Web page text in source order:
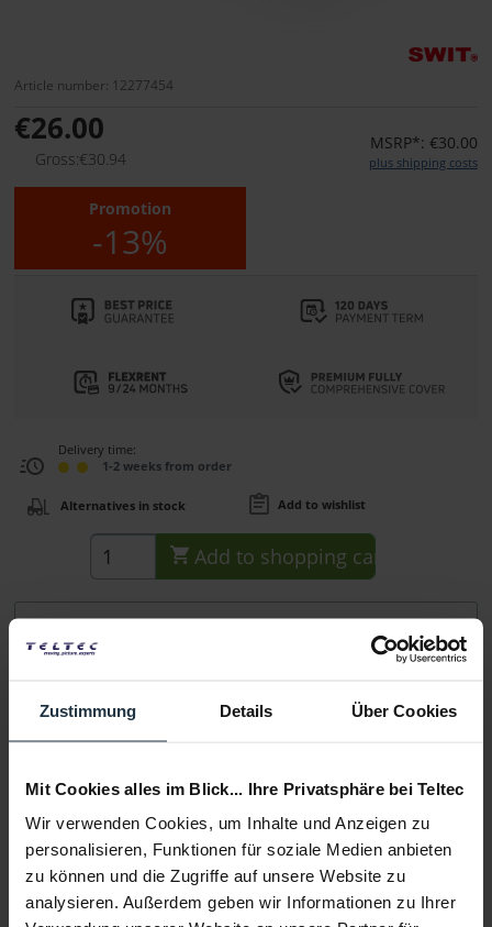
Zustimmung Details Über Cookies
Mit Cookies alles im Blick... Ihre Privatsphäre bei Teltec
Wir verwenden Cookies, um Inhalte und Anzeigen zu
personalisieren, Funktionen für soziale Medien anbieten
zu können und die Zugriffe auf unsere Website zu
analysieren. Außerdem geben wir Informationen zu Ihrer
Article number: 12277454
€26.00
Gross:€30.94
MSRP*: €30.00
plus shipping costs
Promotion
-13%
Delivery time:
1-2 weeks from order
Alternatives in stock Add to wishlist
Add to shopping cart
S-7500J ist der JVC BN-V Typ Dummy-Batterieadapter.more
Consultation
Media
Manufacturer & Product Safety Information
Folgende Infos zum Hersteller sind verfübar......